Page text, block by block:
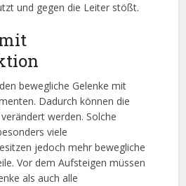
und gegen die Leiter stößt.
bewegliche Gelenke mit
Dadurch können die
werden. Solche
viele
jedoch mehr bewegliche
Vor dem Aufsteigen müssen
als auch alle